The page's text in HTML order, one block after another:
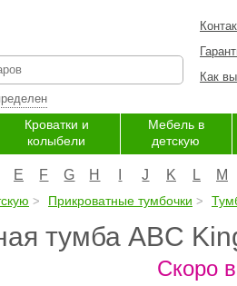
Как
Кроватки и
колыбели
Мебель в
детскую
E F G H J K L M
Прикроватные тумбочки
тумба ABC
Скоро